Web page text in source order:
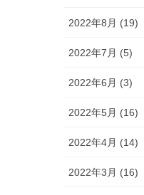
2022年8月 (19)
2022年7月 (5)
2022年6月 (3)
2022年5月 (16)
2022年4月 (14)
2022年3月 (16)